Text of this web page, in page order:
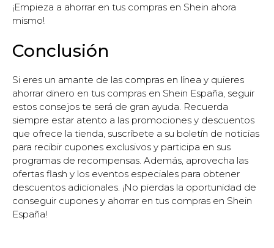
¡Empieza a ahorrar en tus compras en Shein ahora
mismo!
Conclusión
Si eres un amante de las compras en línea y quieres
ahorrar dinero en tus compras en Shein España, seguir
estos consejos te será de gran ayuda. Recuerda
siempre estar atento a las promociones y descuentos
que ofrece la tienda, suscríbete a su boletín de noticias
para recibir cupones exclusivos y participa en sus
programas de recompensas. Además, aprovecha las
ofertas flash y los eventos especiales para obtener
descuentos adicionales. ¡No pierdas la oportunidad de
conseguir cupones y ahorrar en tus compras en Shein
España!